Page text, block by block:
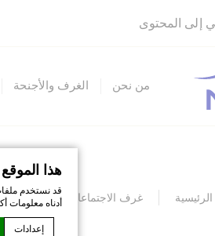
هذا
قد نستخدم
أدناه معلومات
إعدادات
إلى المحتوى
من نحن الغرف والأجنحة
غرف الاجتماعات قاعة